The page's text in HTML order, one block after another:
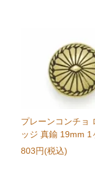
プレーンコンチョ
ッジ 真鍮 19mm 1
803円(税込)